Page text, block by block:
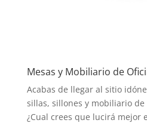
Mesas y Mobiliario de
Acabas de llegar al sitio
sillas, sillones y mobiliario
¿Cual crees que lucirá mejor